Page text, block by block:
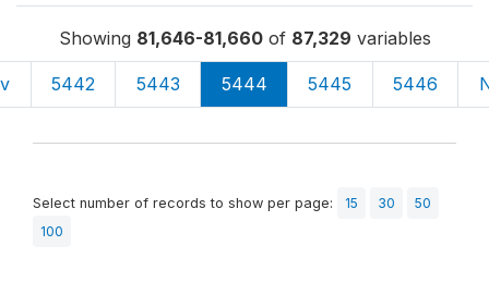
Showing 81,646-81,660of 87,329 variables
5442 5443 5444 5445 5446
Select number of records to show per page: 15 30
50
100